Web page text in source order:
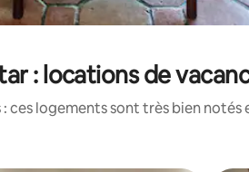
: locations de
: ces logements sont très bien